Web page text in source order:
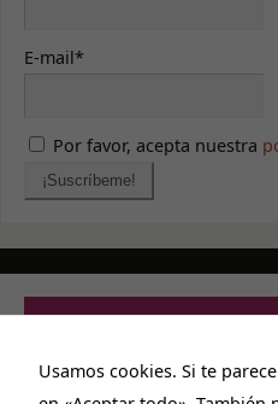
E-mail*
Por favor, acepta nuestra
PRIVACIDAD Y
Usamos cookies. Si te